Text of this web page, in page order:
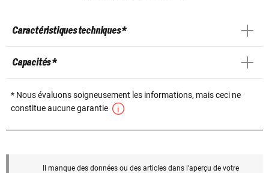
Caractéristiques techniques *
Capacités *
* Nous évaluons soigneusement les informations, mais ceci ne
constitue aucune garantie
Il manque des données ou des articles dans l'aperçu de votre